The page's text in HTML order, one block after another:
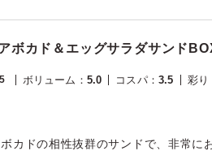
ボカド＆エッグサラダサンド
ボリューム ： 5.0 コスパ： 3.5 彩り
カドの相性抜群のサンドで、非常